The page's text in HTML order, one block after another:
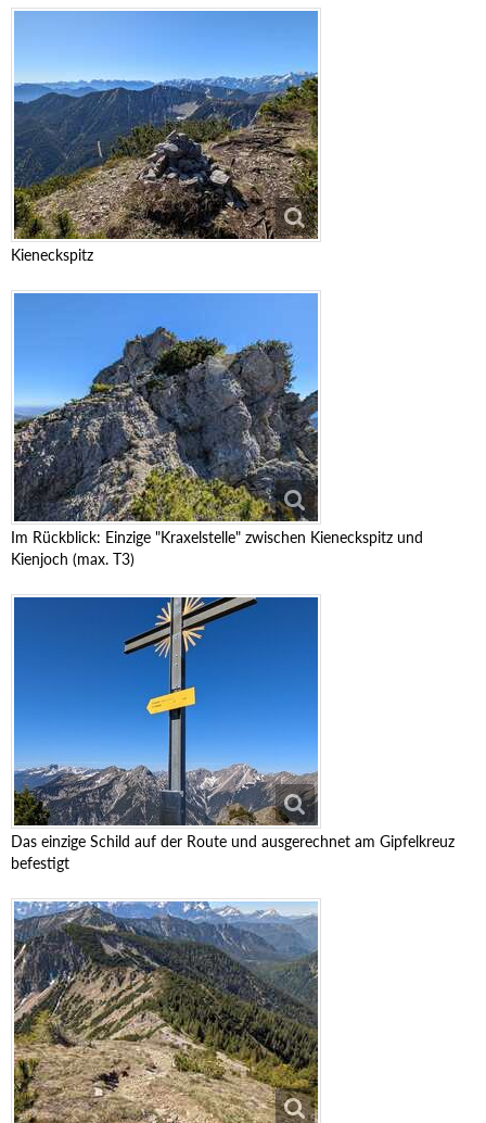
Kieneckspitz
Im Rückblick: Einzige "Kraxelstelle" zwischen Kieneckspitz und
Kienjoch (max. T3)
Das einzige Schild auf der Route und ausgerechnet am Gipfelkreuz
befestigt